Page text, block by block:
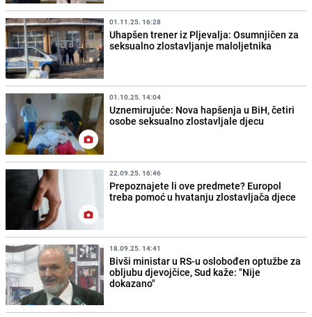
01.11.25. 16:28
Uhapšen trener iz Pljevalja: Osumnjičen za
seksualno zlostavljanje maloljetnika
01.10.25. 14:04
Uznemirujuće: Nova hapšenja u BiH, četiri
osobe seksualno zlostavljale djecu
22.09.25. 16:46
Prepoznajete li ove predmete? Europol
treba pomoć u hvatanju zlostavljača djece
18.09.25. 14:41
Bivši ministar u RS-u oslobođen optužbe za
obljubu djevojčice, Sud kaže: "Nije
dokazano"